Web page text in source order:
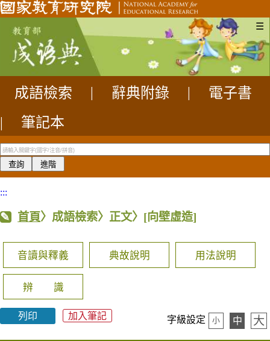
☰
成語檢索 辭典附錄
電子書
|
筆記本
:::
首頁〉成語檢索〉正文〉 [向壁虛造]
音讀與釋義 典故說明 用法說明
辨 識
列印 加入筆記 字級設定 小 中 大